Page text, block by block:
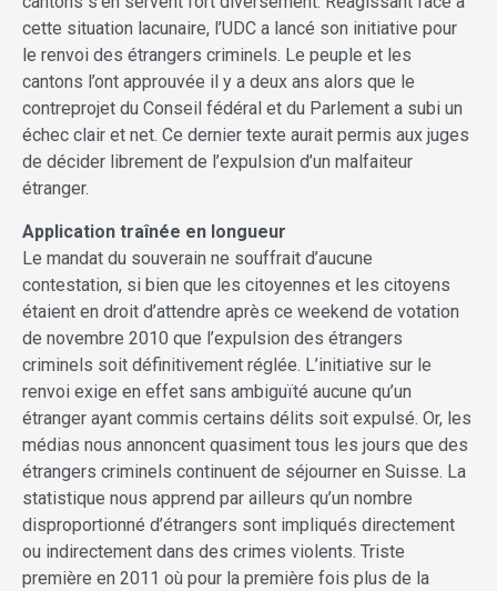
cette situation lacunaire, l’UDC a lancé son initiative pour
le renvoi des étrangers criminels. Le peuple et les
cantons l’ont approuvée il y a deux ans alors que le
contreprojet du Conseil fédéral et du Parlement a subi un
échec clair et net. Ce dernier texte aurait permis aux juges
de décider librement de l’expulsion d’un malfaiteur
étranger.
Application traînée en longueur
Le mandat du souverain ne souffrait d’aucune
contestation, si bien que les citoyennes et les citoyens
étaient en droit d’attendre après ce weekend de votation
de novembre 2010 que l’expulsion des étrangers
criminels soit définitivement réglée. L’initiative sur le
renvoi exige en effet sans ambiguïté aucune qu’un
étranger ayant commis certains délits soit expulsé. Or, les
médias nous annoncent quasiment tous les jours que des
étrangers criminels continuent de séjourner en Suisse. La
statistique nous apprend par ailleurs qu’un nombre
disproportionné d’étrangers sont impliqués directement
ou indirectement dans des crimes violents. Triste
première en 2011 où pour la première fois plus de la